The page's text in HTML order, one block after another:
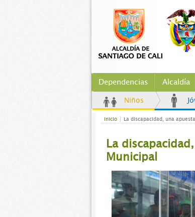
Dependencias Alcaldía
Niños
Inicio La discapacidad, una
La
Municipal